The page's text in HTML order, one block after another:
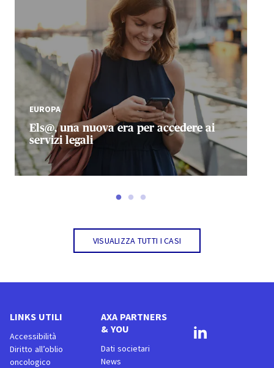
EUROPA
Els@, una nuova era per accedere ai
servizi legali
Visualizza tutti i casi
LINKS UTILI
Accessibilità
Diritto all’oblio
oncologico
AXA PARTNERS
& YOU
Dati societari
News